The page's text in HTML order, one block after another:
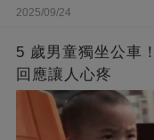
2025/09/24
5 歲男童獨坐公車
回應讓人心疼